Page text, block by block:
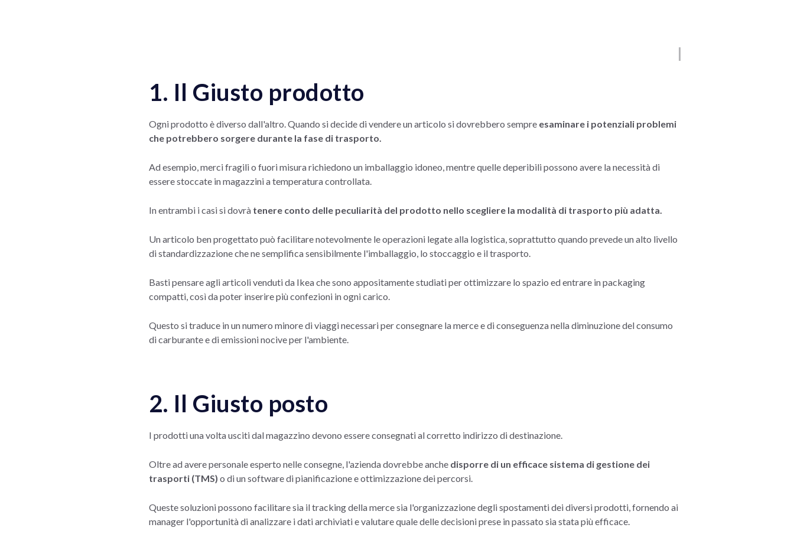
1. Il Giusto prodotto
Ogni prodotto è diverso dall'altro. Quando si decide di vendere un articolo si dovrebbero sempre esaminare i potenziali problemi
che potrebbero sorgere durante la fase di trasporto.
Ad esempio, merci fragili o fuori misura richiedono un imballaggio idoneo, mentre quelle deperibili possono avere la necessità di
essere stoccate in magazzini a temperatura controllata.
In entrambi i casi si dovrà tenere conto delle peculiarità del prodotto nello scegliere la modalità di trasporto più adatta.
Un articolo ben progettato può facilitare notevolmente le operazioni legate alla logistica, soprattutto quando prevede un alto livello
di standardizzazione che ne semplifica sensibilmente l'imballaggio, lo stoccaggio e il trasporto.
Basti pensare agli articoli venduti da Ikea che sono appositamente studiati per ottimizzare lo spazio ed entrare in packaging
compatti, così da poter inserire più confezioni in ogni carico.
Questo si traduce in un numero minore di viaggi necessari per consegnare la merce e di conseguenza nella diminuzione del consumo
di carburante e di emissioni nocive per l'ambiente.
2. Il Giusto posto
I prodotti una volta usciti dal magazzino devono essere consegnati al corretto indirizzo di destinazione.
Oltre ad avere personale esperto nelle consegne, l'azienda dovrebbe anche disporre di un efficace sistema di gestione dei
trasporti (TMS) o di un software di pianificazione e ottimizzazione dei percorsi.
Queste soluzioni possono facilitare sia il tracking della merce sia l'organizzazione degli spostamenti dei diversi prodotti, fornendo ai
manager l'opportunità di analizzare i dati archiviati e valutare quale delle decisioni prese in passato sia stata più efficace.